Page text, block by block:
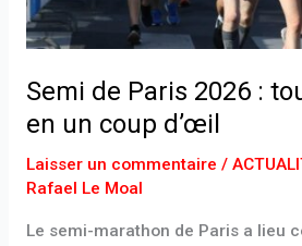
Semi de Paris 2026 :
en un coup d’œil
Laisser un commentaire /
Rafael Le Moal
Le semi-marathon de Paris a lieu
un
coup